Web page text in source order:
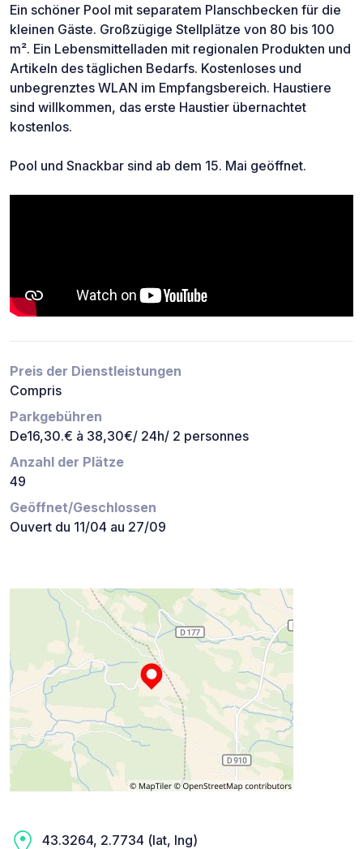
Ein schöner Pool mit separatem Planschbecken für die
kleinen Gäste. Großzügige Stellplätze von 80 bis 100
m². Ein Lebensmittelladen mit regionalen Produkten und
Artikeln des täglichen Bedarfs. Kostenloses und
unbegrenztes WLAN im Empfangsbereich. Haustiere
sind willkommen, das erste Haustier übernachtet
kostenlos.
Pool und Snackbar sind ab dem 15. Mai geöffnet.
Preis der Dienstleistungen
Compris
Parkgebühren
De16,30.€ à 38,30€/ 24h/ 2 personnes
Anzahl der Plätze
49
Geöffnet/Geschlossen
Ouvert du 11/04 au 27/09
43.3264, 2.7734 (lat, lng)